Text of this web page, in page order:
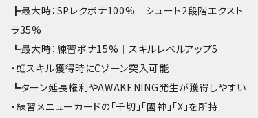
┣最大時：SPレクボナ100%｜シュート2段階エクスト
ラ35%
┗最大時：練習ボナ15%｜スキルレベルアップ5
・虹スキル獲得時にCゾーン突入可能
┗ターン延長権利やAWAKENING発生が獲得しやすい
・練習メニューカードの「千切」「國神」「X」を所持